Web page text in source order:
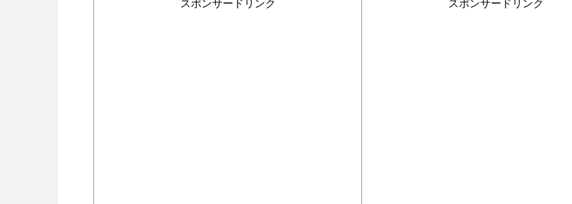
スポンサードリンク スポンサードリンク